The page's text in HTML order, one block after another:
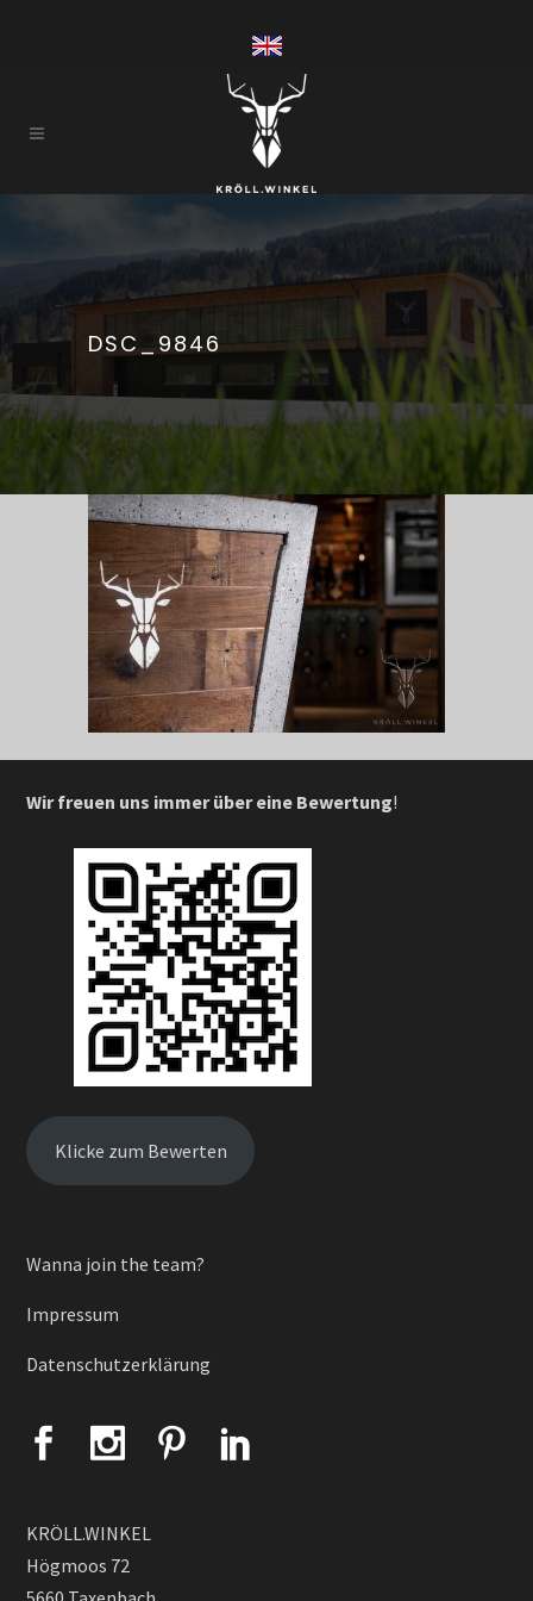
DSC_9846
Wir freuen uns immer über eine Bewertung!
Klicke zum Bewerten
Wanna join the team?
Impressum
Datenschutzerklärung
KRÖLL.WINKEL
Högmoos 72